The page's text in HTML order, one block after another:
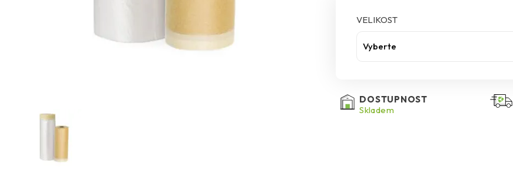
VELIKOST
Vyberte
DOSTUPNOST
Skladem